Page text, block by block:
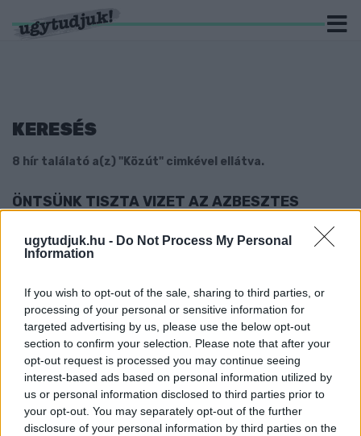
ugytudjuk.hu - Do Not Process My Personal
Information
If you wish to opt-out of the sale, sharing to third parties, or
processing of your personal or sensitive information for
targeted advertising by us, please use the below opt-out
section to confirm your selection. Please note that after your
opt-out request is processed you may continue seeing
interest-based ads based on personal information utilized by
us or personal information disclosed to third parties prior to
your opt-out. You may separately opt-out of the further
disclosure of your personal information by third parties on the
KERESÉS
8 hír találató a(z) "Közút" cimkével ellátva.
ÖNTSÜNK TISZTA VIZET AZ AZBESZTES
TALÁLTAK TÖBB GYŐRI ÚTSZAKASZON, DE A
POLGÁRMESTER SZERINT NINCS KÖZVETLEN
2026. július. 02. 11:24
A murvás utak tiszták, de több, 2020 előtt épült aszfaltos úton
azonosították az osztrák eredetű kőzúzalékot, amely hosszú
távon milliárdos beavatkozást tehet szükségessé.
EZÉRT LÁTSZ SOK ŐZET MAGAD KÖRÜL AZ
UTAK MENTÉN
2021. július. 27. 18:50
Elkezdődött az őzek násza, kiszámíthatatlanokká váltak az
állatok.